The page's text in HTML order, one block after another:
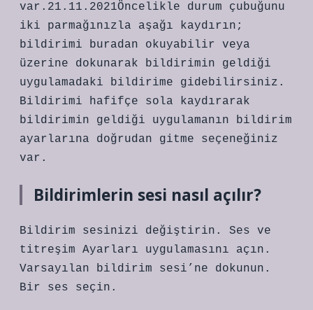
var.21.11.2021Öncelikle durum çubuğunu
iki parmağınızla aşağı kaydırın;
bildirimi buradan okuyabilir veya
üzerine dokunarak bildirimin geldiği
uygulamadaki bildirime gidebilirsiniz.
Bildirimi hafifçe sola kaydırarak
bildirimin geldiği uygulamanın bildirim
ayarlarına doğrudan gitme seçeneğiniz
var.
Bildirimlerin sesi nasıl açılır?
Bildirim sesinizi değiştirin. Ses ve
titreşim Ayarları uygulamasını açın.
Varsayılan bildirim sesi’ne dokunun.
Bir ses seçin.